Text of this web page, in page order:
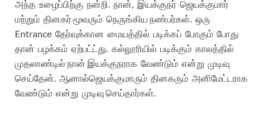
அந்த உழைப்பிற்கு நன்றி. நான், இயக்குநர் ஜெயக்குமார்
மற்றும் தினகர்மூவரும் நெருங்கிய நண்பர்கள். ஒரு
Entrance தேர்வுக்கான மையத்தில் படிக்கப் போகும் போது
தான் பழக்கம் ஏற்பட்ட்து. கல்லூரியில் படிக்கும் காலத்தில்
முதலாண்டில் நான் இயக்குநராக வேண்டும் என்று முடிவு
செய்தேன். ஆனால்ஜெயக்குமாரும் தினகரும் அனிமேட்டராக
வேண்டும் என்று முடிவு செய்தார்கள்.